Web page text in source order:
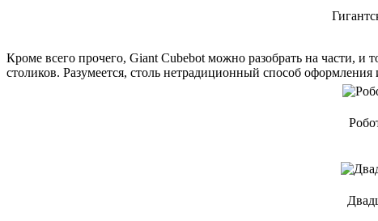
Кроме всего прочего, Giant Cubebot можно разобрать на части,
столиков. Разумеется, столь нетрадиционный способ